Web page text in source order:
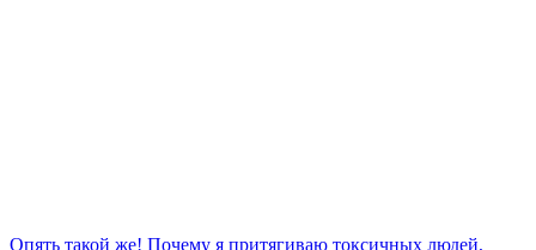
Опять такой же! Почему я притягиваю токсичных людей,